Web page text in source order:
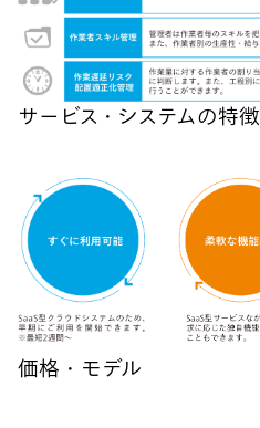
サービス・システムの特徴
価格・モデル